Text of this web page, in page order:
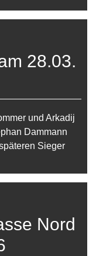
28.03.
und Arkadij
Dammann
Sieger
Nord